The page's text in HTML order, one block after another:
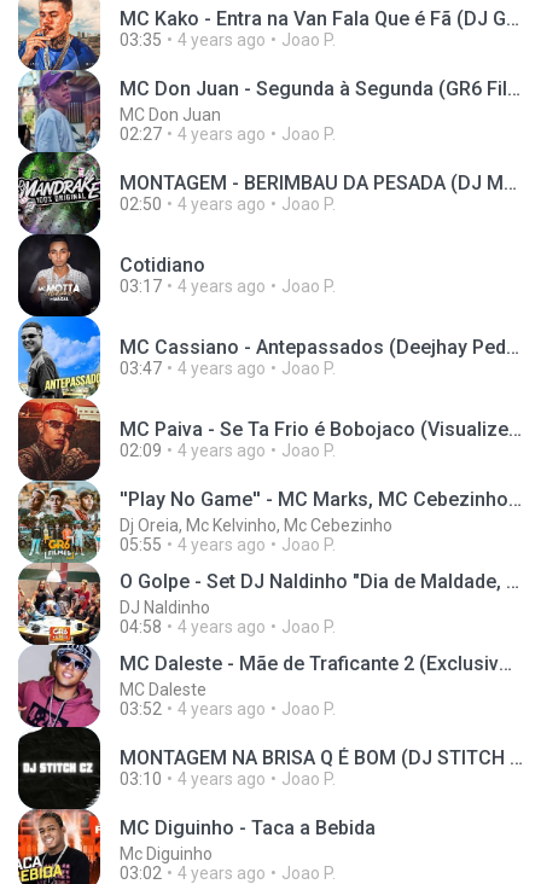
MC Kako - Entra na Van Fala Que é Fã (DJ GM e Oldilla)
03:35 4 years ago Joao P.
MC Don Juan - Segunda à Segunda (GR6 Filmes) DJay W
MC Don Juan
02:27
4 years ago Joao P.
MONTAGEM - BERIMBAU DA PESADA (DJ Mandrake) 2020
02:50 4 years ago Joao P.
Cotidiano
03:17 4 years ago Joao P.
MC Cassiano - Antepassados (Deejhay Pedro) 2019
03:47 4 years ago Joao P.
MC Paiva - Se Ta Frio é Bobojaco (Visualizer) Prod. Oldilla
02:09 4 years ago Joao P.
''Play No Game'' - MC Marks, MC Cebezinho, MC Kelvinho e MC Kako (GR6 Explode) DJ Oreia
Dj Oreia, Mc Kelvinho, Mc Cebezinho
05:55
4 years ago Joao P.
O Golpe - Set DJ Naldinho "Dia de Maldade, Kapela, Kelvinho, Magal, PP da VS, Ryan"
DJ Naldinho
04:58
4 years ago Joao P.
MC Daleste - Mãe de Traficante 2 (Exclusivo 2019) DJ Gáh BHG
MC Daleste
03:52
4 years ago Joao P.
MONTAGEM NA BRISA Q É BOM (DJ STITCH CZ) MC YAGO MC KALZIN MC RAFA 22
03:10 4 years ago Joao P.
MC Diguinho - Taca a Bebida
Mc Diguinho
03:02
4 years ago Joao P.